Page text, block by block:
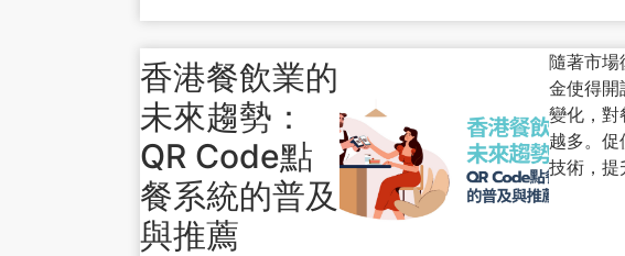
香港餐飲業的
未來趨勢：
QR Code點
餐系統的普及
與推薦
隨著市場
金使得開
變化，對
越多。
技術，提